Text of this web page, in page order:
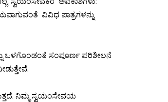
ವಿವಿಧ ಪಾತ್ರಗಳನ್ನು
ಒಳಗೊಂಡಂತೆ ಸಂಪೂರ್ಣ ಪರಿಶೀಲನೆ
ನಿಮ್ಮ ಸ್ವಯಂಸೇವಯ